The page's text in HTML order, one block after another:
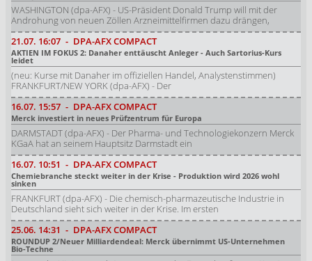
WASHINGTON (dpa-AFX) - US-Präsident Donald Trump will mit der
Androhung von neuen Zöllen Arzneimittelfirmen dazu drängen,
21.07. 16:07 - DPA-AFX COMPACT
AKTIEN IM FOKUS 2: Danaher enttäuscht Anleger - Auch Sartorius-Kurs
leidet
(neu: Kurse mit Danaher im offiziellen Handel, Analystenstimmen)
FRANKFURT/NEW YORK (dpa-AFX) - Der
16.07. 15:57 - DPA-AFX COMPACT
Merck investiert in neues Prüfzentrum für Europa
DARMSTADT (dpa-AFX) - Der Pharma- und Technologiekonzern Merck
KGaA hat an seinem Hauptsitz Darmstadt ein
16.07. 10:51 - DPA-AFX COMPACT
Chemiebranche steckt weiter in der Krise - Produktion wird 2026 wohl
sinken
FRANKFURT (dpa-AFX) - Die chemisch-pharmazeutische Industrie in
Deutschland sieht sich weiter in der Krise. Im ersten
25.06. 14:31 - DPA-AFX COMPACT
ROUNDUP 2/Neuer Milliardendeal: Merck übernimmt US-Unternehmen
Bio-Techne